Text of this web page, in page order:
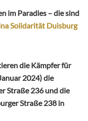
im Paradies – die sind
Solidarität Duisburg
die Kämpfer für
2024) die
Straße 236 und die
Straße 238 in